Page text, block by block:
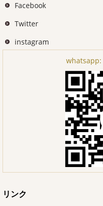
Facebook
Twitter
instagram
whatsapp:
リンク